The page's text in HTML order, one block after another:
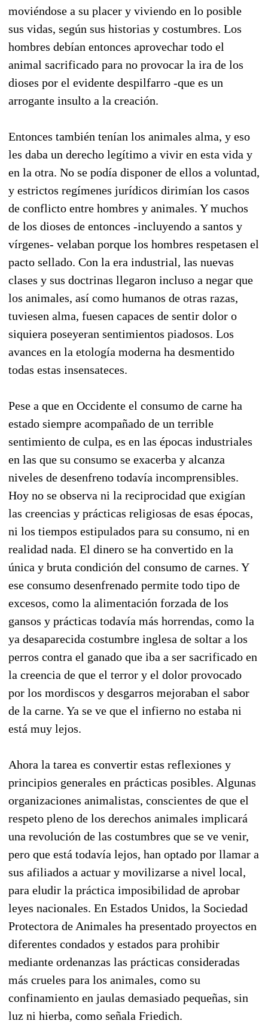
moviéndose a su placer y viviendo en lo posible
sus vidas, según sus historias y costumbres. Los
hombres debían entonces aprovechar todo el
animal sacrificado para no provocar la ira de los
dioses por el evidente despilfarro -que es un
arrogante insulto a la creación.
Entonces también tenían los animales alma, y eso
les daba un derecho legítimo a vivir en esta vida y
en la otra. No se podía disponer de ellos a voluntad,
y estrictos regímenes jurídicos dirimían los casos
de conflicto entre hombres y animales. Y muchos
de los dioses de entonces -incluyendo a santos y
vírgenes- velaban porque los hombres respetasen el
pacto sellado. Con la era industrial, las nuevas
clases y sus doctrinas llegaron incluso a negar que
los animales, así como humanos de otras razas,
tuviesen alma, fuesen capaces de sentir dolor o
siquiera poseyeran sentimientos piadosos. Los
avances en la etología moderna ha desmentido
todas estas insensateces.
Pese a que en Occidente el consumo de carne ha
estado siempre acompañado de un terrible
sentimiento de culpa, es en las épocas industriales
en las que su consumo se exacerba y alcanza
niveles de desenfreno todavía incomprensibles.
Hoy no se observa ni la reciprocidad que exigían
las creencias y prácticas religiosas de esas épocas,
ni los tiempos estipulados para su consumo, ni en
realidad nada. El dinero se ha convertido en la
única y bruta condición del consumo de carnes. Y
ese consumo desenfrenado permite todo tipo de
excesos, como la alimentación forzada de los
gansos y prácticas todavía más horrendas, como la
ya desaparecida costumbre inglesa de soltar a los
perros contra el ganado que iba a ser sacrificado en
la creencia de que el terror y el dolor provocado
por los mordiscos y desgarros mejoraban el sabor
de la carne. Ya se ve que el infierno no estaba ni
está muy lejos.
Ahora la tarea es convertir estas reflexiones y
principios generales en prácticas posibles. Algunas
organizaciones animalistas, conscientes de que el
respeto pleno de los derechos animales implicará
una revolución de las costumbres que se ve venir,
pero que está todavía lejos, han optado por llamar a
sus afiliados a actuar y movilizarse a nivel local,
para eludir la práctica imposibilidad de aprobar
leyes nacionales. En Estados Unidos, la Sociedad
Protectora de Animales ha presentado proyectos en
diferentes condados y estados para prohibir
mediante ordenanzas las prácticas consideradas
más crueles para los animales, como su
confinamiento en jaulas demasiado pequeñas, sin
luz ni hierba, como señala Friedich.